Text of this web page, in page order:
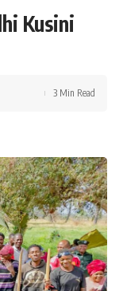
Kusini
3 Min Read